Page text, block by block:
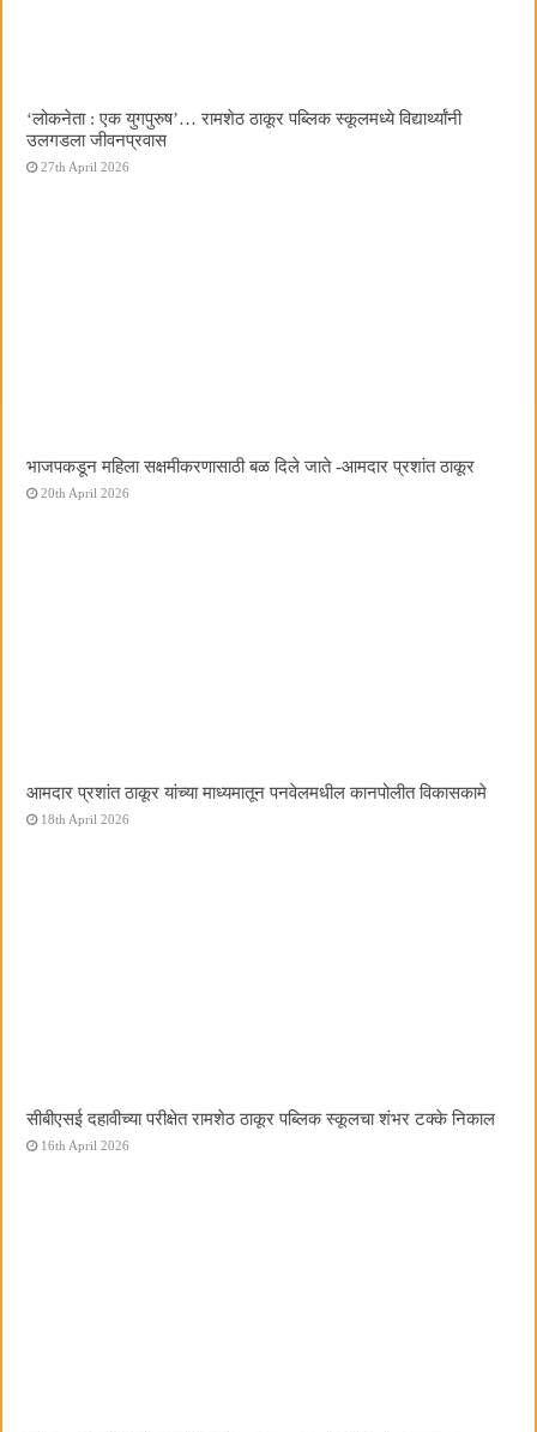
‌‘लोकनेता : एक युगपुरुष‌’… रामशेठ ठाकूर पब्लिक स्कूलमध्ये विद्यार्थ्यांनी
उलगडला जीवनप्रवास
27th April 2026
भाजपकडून महिला सक्षमीकरणासाठी बळ दिले जाते -आमदार प्रशांत ठाकूर
20th April 2026
आमदार प्रशांत ठाकूर यांच्या माध्यमातून पनवेलमधील कानपोलीत विकासकामे
18th April 2026
सीबीएसई दहावीच्या परीक्षेत रामशेठ ठाकूर पब्लिक स्कूलचा शंभर टक्के निकाल
16th April 2026